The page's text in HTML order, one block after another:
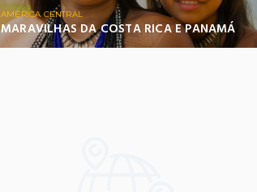
AMÉRICA CENTRAL
MARAVILHAS DA COSTA RICA E PANAMÁ